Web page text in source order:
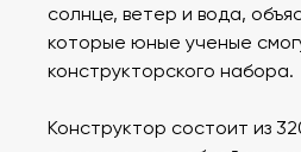
солнце, ветер и вода,
которые юные ученые
конструкторского набора.
Конструктор состоит из